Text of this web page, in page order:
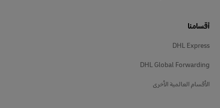
أقسامنا
DHL Express
DHL Global Forwarding
الأقسام العالمية الأخرى